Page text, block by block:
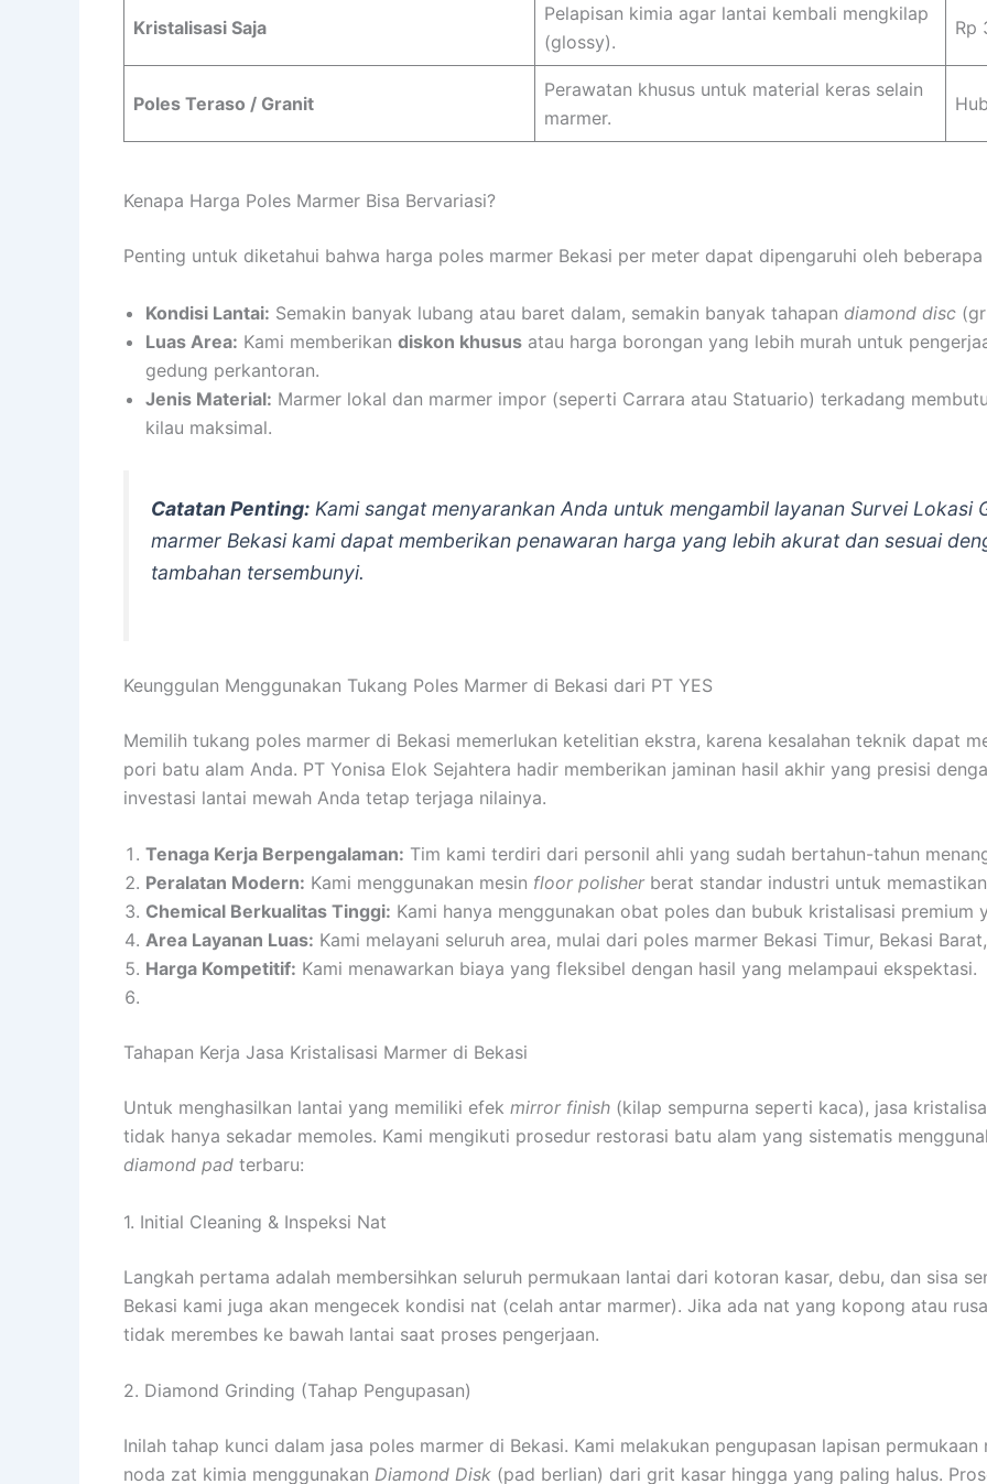
Kristalisasi Saja
Pelapisan kimia agar lantai kembali mengkilap
(glossy).
Rp
Poles Teraso / Granit
Perawatan khusus untuk material keras selain
marmer.
Kenapa Harga Poles Marmer Bisa Bervariasi?
Penting untuk diketahui bahwa harga poles marmer Bekasi per meter dapat dipengaruhi oleh
Kondisi Lantai: Semakin banyak lubang atau baret dalam, semakin banyak tahapan diamond disc
Luas Area: Kami memberikan diskon khusus atau harga borongan yang lebih murah untuk
gedung perkantoran.
Jenis Material: Marmer lokal dan marmer impor (seperti Carrara atau Statuario) terkadang
kilau maksimal.
Catatan Penting: Kami sangat menyarankan Anda untuk mengambil layanan Survei Lokasi
marmer Bekasi kami dapat memberikan penawaran harga yang lebih akurat dan sesuai
tambahan tersembunyi.
Keunggulan Menggunakan Tukang Poles Marmer di Bekasi dari PT YES
Memilih tukang poles marmer di Bekasi memerlukan ketelitian ekstra, karena kesalahan teknik dapat
pori batu alam Anda. PT Yonisa Elok Sejahtera hadir memberikan jaminan hasil akhir yang presisi
investasi lantai mewah Anda tetap terjaga nilainya.
Tenaga Kerja Berpengalaman: Tim kami terdiri dari personil ahli yang sudah bertahun-tahun
Peralatan Modern: Kami menggunakan mesin floor polisherberat standar industri untuk
Chemical Berkualitas Tinggi: Kami hanya menggunakan obat poles dan bubuk kristalisasi premium
Area Layanan Luas: Kami melayani seluruh area, mulai dari poles marmer Bekasi Timur, Bekasi
Harga Kompetitif: Kami menawarkan biaya yang fleksibel dengan hasil yang melampaui ekspektasi.
Tahapan Kerja Jasa Kristalisasi Marmer di Bekasi
Untuk menghasilkan lantai yang memiliki efek mirror finish (kilap sempurna seperti kaca), jasa
tidak hanya sekadar memoles. Kami mengikuti prosedur restorasi batu alam yang sistematis
diamond pad terbaru:
1. Initial Cleaning & Inspeksi Nat
Langkah pertama adalah membersihkan seluruh permukaan lantai dari kotoran kasar, debu, dan sisa
Bekasi kami juga akan mengecek kondisi nat (celah antar marmer). Jika ada nat yang kopong atau
tidak merembes ke bawah lantai saat proses pengerjaan.
2. Diamond Grinding (Tahap Pengupasan)
Inilah tahap kunci dalam jasa poles marmer di Bekasi. Kami melakukan pengupasan lapisan
noda zat kimia menggunakan Diamond Disk (pad berlian) dari grit kasar hingga yang paling halus.